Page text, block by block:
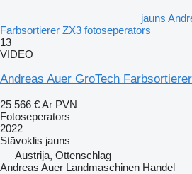
jauns
Farbsortierer ZX3 fotoseperators
13
VIDEO
Andreas Auer GroTech
25 566 €Ar PVN
Fotoseperators
2022
Stāvoklis jauns
Austrija, Ottenschlag
Andreas Auer Landmaschinen Handel